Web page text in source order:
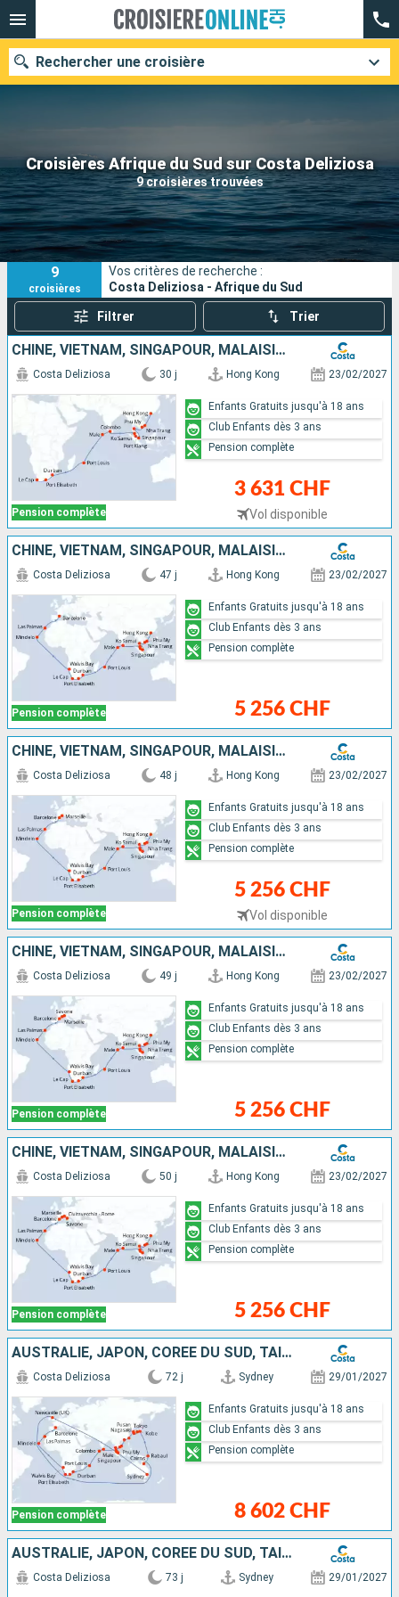
Croisières Afrique du Sud sur Costa Deliziosa
9 croisières trouvées
Rechercher une croisière
Nos destinations
Mois de départ
Ports Compagnies
Rechercher
9
croisières
Vos critères de recherche :
Costa Deliziosa - Afrique du Sud
Filtrer Trier
CHINE, VIETNAM, SINGAPOUR, MALAISIE, SRI LANKA, MALDIVES, MAURICE, AFRIQUE DU SUD
Pension complète
Costa Deliziosa 30 j Hong Kong 23/02/2027
3 631 CHF
Vol disponible
Enfants Gratuits jusqu'à 18 ans
Club Enfants dès 3 ans
Pension complète
CHINE, VIETNAM, SINGAPOUR, MALAISIE, SRI LANKA, MALDIVES, MAURICE, AFRIQUE DU SUD, NAMIBIA, CAP VERT, CANARIES, ESPAGNE
Pension complète
Costa Deliziosa 47 j Hong Kong 23/02/2027
5 256 CHF
Enfants Gratuits jusqu'à 18 ans
Club Enfants dès 3 ans
Pension complète
CHINE, VIETNAM, SINGAPOUR, MALAISIE, SRI LANKA, MALDIVES, MAURICE, AFRIQUE DU SUD, NAMIBIA, CAP VERT, CANARIES, ESPAGNE, FRANCE
Pension complète
Costa Deliziosa 48 j Hong Kong 23/02/2027
5 256 CHF
Vol disponible
Enfants Gratuits jusqu'à 18 ans
Club Enfants dès 3 ans
Pension complète
CHINE, VIETNAM, SINGAPOUR, MALAISIE, SRI LANKA, MALDIVES, MAURICE, AFRIQUE DU SUD, NAMIBIA, CAP VERT, CANARIES, ESPAGNE, FRANCE, ITALIE
Pension complète
Costa Deliziosa 49 j Hong Kong 23/02/2027
5 256 CHF
Enfants Gratuits jusqu'à 18 ans
Club Enfants dès 3 ans
Pension complète
CHINE, VIETNAM, SINGAPOUR, MALAISIE, SRI LANKA, MALDIVES, MAURICE, AFRIQUE DU SUD, NAMIBIA, CAP VERT, CANARIES, ESPAGNE, FRANCE, ITALIE
Pension complète
Costa Deliziosa 50 j Hong Kong 23/02/2027
5 256 CHF
Enfants Gratuits jusqu'à 18 ans
Club Enfants dès 3 ans
Pension complète
AUSTRALIE, JAPON, CORÉE DU SUD, TAÏWAN, CHINE, VIETNAM, SINGAPOUR, MALAISIE, SRI LANKA, MALDIVES, MAURICE, AFRIQUE DU SUD, NAMIBIA, CAP VERT, CANARIES
Pension complète
Costa Deliziosa 72 j Sydney 29/01/2027
8 602 CHF
Enfants Gratuits jusqu'à 18 ans
Club Enfants dès 3 ans
Pension complète
AUSTRALIE, JAPON, CORÉE DU SUD, TAÏWAN, CHINE, VIETNAM, SINGAPOUR, MALAISIE, SRI LANKA, MALDIVES, MAURICE, AFRIQUE DU SUD, NAMIBIA, CAP VERT, CANARIES
Costa Deliziosa 73 j Sydney 29/01/2027